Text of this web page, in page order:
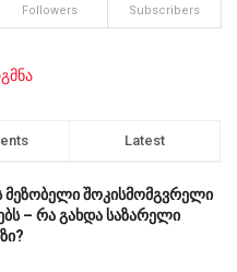
Followers Subscribers
Latest
მეზობელი შოკისმომგვრელი
– რა გახდა საზარელი